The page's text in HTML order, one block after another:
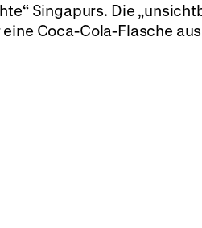
Singapurs. Die
Coca-Cola-Flasche